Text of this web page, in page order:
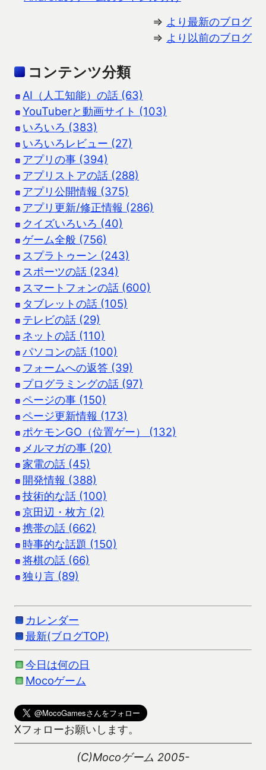
⇒ より最新のブログ
⇒ より以前のブログ
コンテンツ分類
AI（人工知能）の話 (63)
YouTuberと動画サイト (103)
いろいろ (383)
いろいろレビュー (27)
アプリの事 (394)
アプリストアの話 (288)
アプリ公開情報 (375)
アプリ更新/修正情報 (286)
クイズいろいろ (40)
ゲーム全般 (756)
スプラトゥーン (243)
スポーツの話 (234)
スマートフォンの話 (600)
タブレットの話 (105)
テレビの話 (29)
ネットの話 (110)
パソコンの話 (100)
フォームへの返答 (39)
プログラミングの話 (97)
ページの事 (150)
ページ更新情報 (173)
ポケモンGO（位置ゲー） (132)
メルマガの事 (20)
家電の話 (45)
開発情報 (388)
技術的な話 (100)
京田辺・枚方 (2)
携帯の話 (662)
時事的な話題 (150)
将棋の話 (66)
独り言 (89)
カレンダー
最新(ブログTOP)
今日は何の日
Mocoゲーム
Xフォローお願いします。
(C)Mocoゲーム 2005-